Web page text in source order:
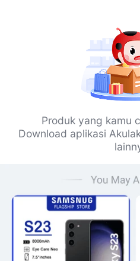
Produk yang kamu
Download aplikasi